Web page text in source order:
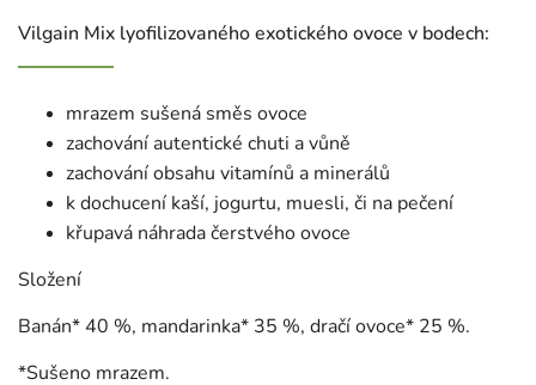
Vilgain Mix lyofilizovaného exotického ovoce v bodech:
mrazem sušená směs ovoce
zachování autentické chuti a vůně
zachování obsahu vitamínů a minerálů
k dochucení kaší, jogurtu, muesli, či na pečení
křupavá náhrada čerstvého ovoce
Složení
Banán* 40 %, mandarinka* 35 %, dračí ovoce* 25 %.
*Sušeno mrazem.